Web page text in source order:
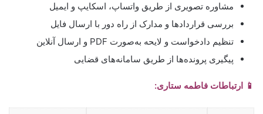
مشاوره تصویری از طریق واتساپ، اسکایپ و ایمیل
بررسی قراردادها و مدارک از راه دور با ارسال فایل
تنظیم دادخواست و لایحه به‌صورت PDF و ارسال آنلاین
پیگیری پرونده‌ها از طریق سامانه‌های قضایی
📱 ارتباطات فاطمه ستاری: